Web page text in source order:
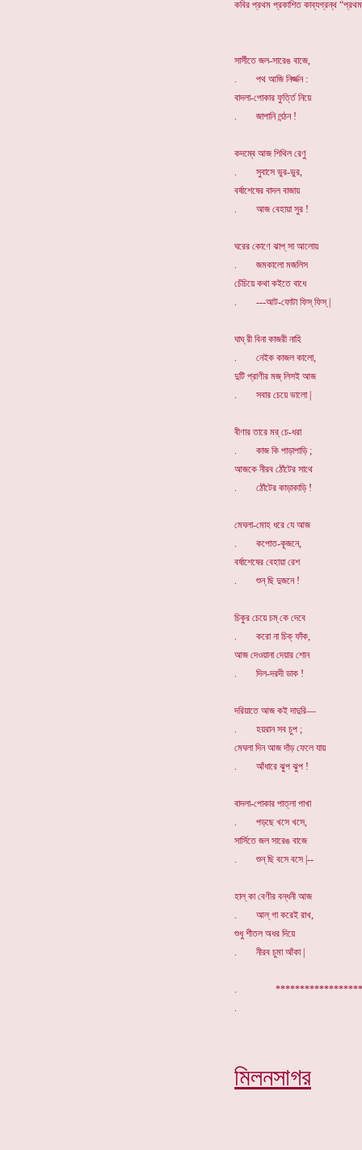
কবির প্রথম প্রকাশিত কাব্যগ্রন্থ
সার্সীতে জল-সারেঙ বাজে,
. পথ আজি নির্জ্জন :
বাদলা-পোকার ফুর্ত্তি নিয়ে
. জাপানি লন্ঠন !
কদম্বে আজ শিথিল রেণু
. সুবাসে ভুর-ভুর,
বর্ষাশেষের বাদল বাজায়
. আজ বেহায়া সুর !
ঘরের কোণে ঝাপ্ সা আলোয়
. জমকালো মজলিস
চেঁচিয়ে কথা কইতে বাধে
. ---আট-ফোটা ফিস্ ফিস্ |
ঘাঘ্ রী বিনা কাজরী নাহি
. নেইক কাজল কালো,
দুটি প্রাণীর মজ্ লিসই আজ
. সবার চেয়ে ভালো |
বীণার তারে মর্ চে-ধরা
. কাজ কি পাড়াপাড়ি ;
আজকে নীরব ঠোঁটের সাথে
. ঠোঁটের কাড়াকাড়ি !
মেঘলা-মোহ ধরে যে আজ
. কপোত-কূজনে,
বর্ষাশেষের বেহায়া রেশ
. শুন্ ছি দুজনে !
চিকুর চেয়ে চম্ কে দেবে
. করো না চিক্ ফাঁক,
আজ দেওয়ানা দেয়ার শোন
. দিল-দরদী ডাক !
দরিয়াতে আজ কই দাদুরি—
. হয়রান সব চুপ ;
মেঘলা দিন আজ দাঁড় ফেলে যায়
. আঁধারে ঝুপ ঝুপ !
বাদলা-পোকার পাত্লা পাখা
. পড়ছে খসে খসে,
সার্সিতে জল সারেঙ বাজে
. শুন্ ছি বসে বসে |--
হাল্ কা বেণীর বন্ধনী আজ
. আল্ গা করেই রাখ,
শুধু শীতল অধর দিয়ে
. নীরব চুমা আঁকা |
.
মিলনসাগর